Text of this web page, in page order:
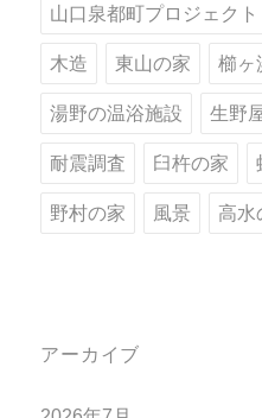
山口泉都町プロジェクト
木造 東山の家 櫛ヶ
湯野の温浴施設 生野
耐震調査 臼杵の家
野村の家 風景 高水
アーカイブ